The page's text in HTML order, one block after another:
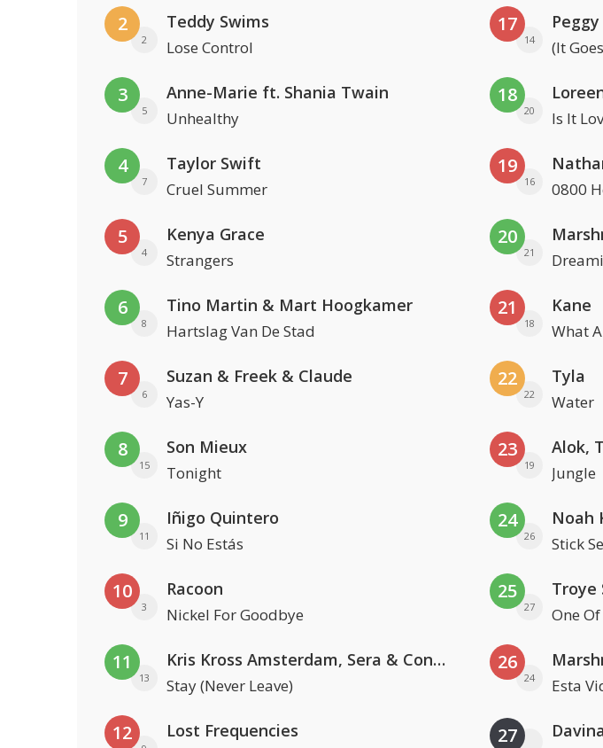
2
2
Teddy Swims
Lose Control
3
5
Anne-Marie ft. Shania Twain
Unhealthy
4
7
Taylor Swift
Cruel Summer
5
4
Kenya Grace
Strangers
6
8
Tino Martin & Mart Hoogkamer
Hartslag Van De Stad
7
6
Suzan & Freek & Claude
Yas-Y
8
15
Son Mieux
Tonight
9
11
Iñigo Quintero
Si No Estás
10
3
Racoon
Nickel For Goodbye
11
13
Kris Kross Amsterdam, Sera & Conor Maynard
Stay (Never Leave)
12 Lost Frequencies
17
14 (It
18
20 Is It
19
16 0800
20
21
21
18
Kane
What
22
22
Tyla
Water
23
19 Jungle
24
26
Noah
Stick
25
27
Troye
One
26
24 Esta
27